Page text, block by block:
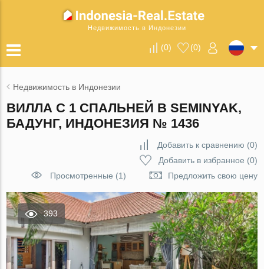
Недвижимость в Индонезии
(0) (0)
Недвижимость в Индонезии
ВИЛЛА С 1 СПАЛЬНЕЙ В SEMINYAK,
БАДУНГ, ИНДОНЕЗИЯ № 1436
Добавить к сравнению (0)
Добавить в избранное (0)
Просмотренные (1)
Предложить свою цену
393